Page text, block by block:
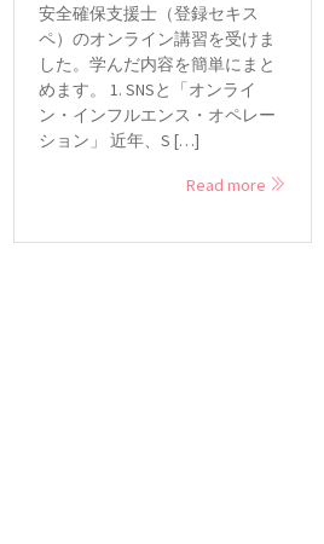
安全確保支援士（登録セキス
ペ）のオンライン講習を受けま
した。学んだ内容を簡単にまと
めます。 1. SNSと「オンライ
ン・インフルエンス・オペレー
ション」 近年、S […]
Read more